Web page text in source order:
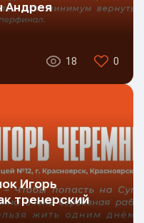
Андрея
18 0
Игорь
тренерский